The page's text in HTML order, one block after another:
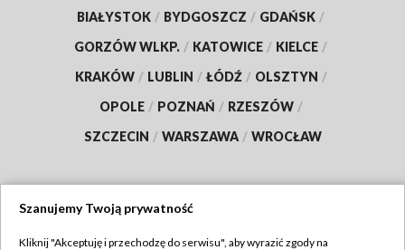
BIAŁYSTOK / BYDGOSZCZ / GDAŃSK /
GORZÓW WLKP. / KATOWICE / KIELCE /
KRAKÓW / LUBLIN / ŁÓDŹ / OLSZTYN /
OPOLE / POZNAŃ / RZESZÓW /
SZCZECIN / WARSZAWA / WROCŁAW
Szanujemy Twoją prywatność
Kliknij "Akceptuję i przechodzę do serwisu", aby wyrazić zgody na